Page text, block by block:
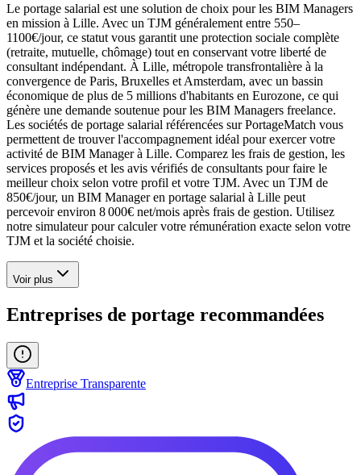
Le portage salarial est une solution de choix pour les BIM Managers
en mission à Lille. Avec un TJM généralement entre 550–
1100€/jour, ce statut vous garantit une protection sociale complète
(retraite, mutuelle, chômage) tout en conservant votre liberté de
consultant indépendant. À Lille, métropole transfrontalière à la
convergence de Paris, Bruxelles et Amsterdam, avec un bassin
économique de plus de 5 millions d'habitants en Eurozone, ce qui
génère une demande soutenue pour les BIM Managers freelance.
Les sociétés de portage salarial référencées sur PortageMatch vous
permettent de trouver l'accompagnement idéal pour exercer votre
activité de BIM Manager à Lille. Comparez les frais de gestion, les
services proposés et les avis vérifiés de consultants pour faire le
meilleur choix selon votre profil et votre TJM. Avec un TJM de
850€/jour, un BIM Manager en portage salarial à Lille peut
percevoir environ 8 000€ net/mois après frais de gestion. Utilisez
notre simulateur pour calculer votre rémunération exacte selon votre
TJM et la société choisie.
Voir plus
Entreprises de portage recommandées
Entreprise Transparente